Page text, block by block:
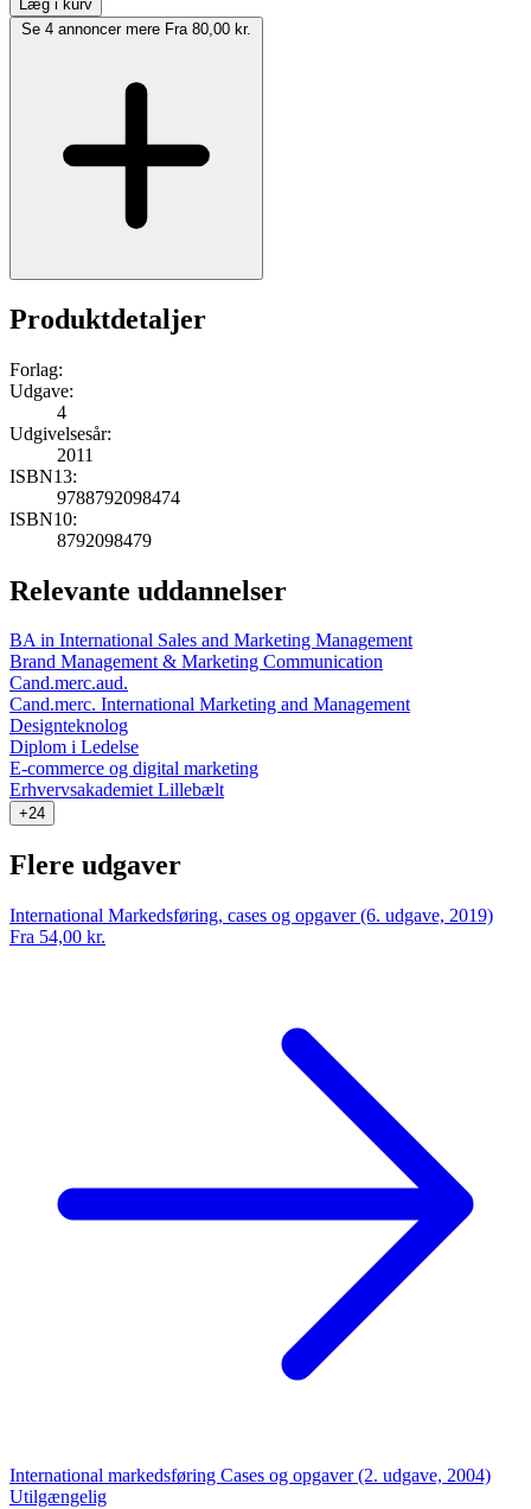
Læg i kurv
Se 4 annoncer mere Fra 80,00 kr.
Produktdetaljer
Forlag:
Udgave:
4
Udgivelsesår:
2011
ISBN13:
9788792098474
ISBN10:
8792098479
Relevante uddannelser
BA in International Sales and Marketing Management
Brand Management & Marketing Communication
Cand.merc.aud.
Cand.merc. International Marketing and Management
Designteknolog
Diplom i Ledelse
E-commerce og digital marketing
Erhvervsakademiet Lillebælt
+24
Flere udgaver
International Markedsføring, cases og opgaver (6. udgave, 2019)
Fra 54,00 kr.
International markedsføring Cases og opgaver (2. udgave, 2004)
Utilgængelig